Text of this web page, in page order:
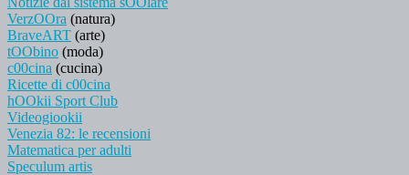
VerzOOra (natura)
BraveART (arte)
tOObino (moda)
c00cina (cucina)
Ricette di c00cina
hOOkii Sport Club
Videogiookii
Venezia 82: le recensioni
Matematica per adulti
Speculum artis